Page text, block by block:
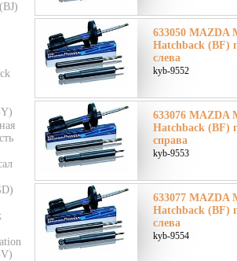
633050 MAZDA
Hatchback (BF)
слева
kyb-9552
633076 MAZDA
Hatchback (BF)
справа
kyb-9553
633077 MAZDA
Hatchback (BF)
слева
kyb-9554